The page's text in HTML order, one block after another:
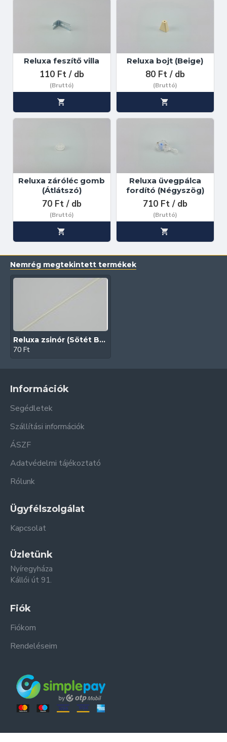
Reluxa feszítő villa
110 Ft / db
(Bruttó)
Reluxa bojt (Beige)
80 Ft / db
(Bruttó)
Reluxa záróléc gomb
(Átlátszó)
70 Ft / db
(Bruttó)
Reluxa üvegpálca
fordító (Négyszög)
710 Ft / db
(Bruttó)
Nemrég megtekintett termékek
Reluxa zsinór (Sötét Beige)
70 Ft
Információk
Segédletek
Szállítási információk
ÁSZF
Adatvédelmi tájékoztató
Rólunk
Ügyfélszolgálat
Kapcsolat
Üzletünk
Nyíregyháza
Kállói út 91.
Fiók
Fiókom
Rendeléseim